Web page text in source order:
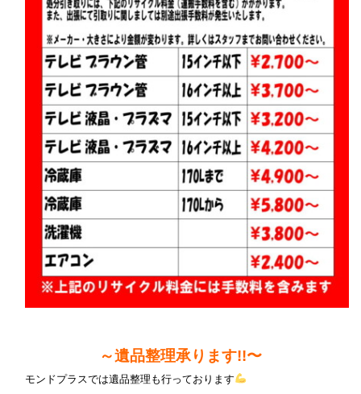
～遺品整理承ります!!〜
モンドプラスでは遺品整理も行っております